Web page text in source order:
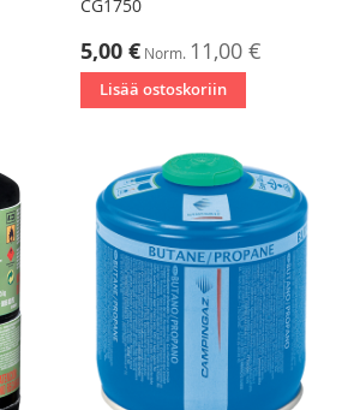
CG1750
Tarjoushinta
5,00 € Norm. 11,00 €
Lisää ostoskoriin